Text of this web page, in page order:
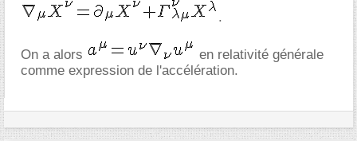
.
On a alors
en relativité générale
comme expression de l'accélération.